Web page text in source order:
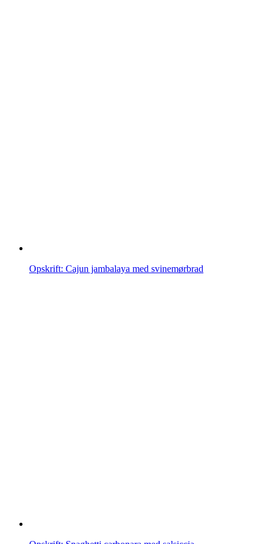
Opskrift: Cajun jambalaya med svinemørbrad